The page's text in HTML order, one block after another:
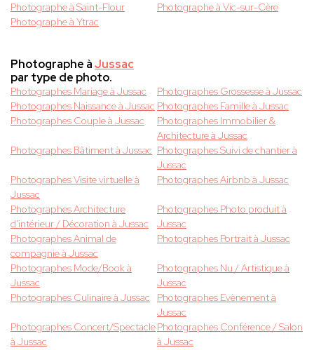
Photographe à Saint-Flour
Photographe à Vic-sur-Cère
Photographe à Ytrac
Photographe àJussac
par type de photo.
Photographes Mariage à Jussac
Photographes Grossesse à Jussac
Photographes Naissance à Jussac Photographes Famille à Jussac
Photographes Couple à Jussac
Photographes Immobilier &
Architecture à Jussac
Photographes Bâtiment à Jussac Photographes Suivi de chantier à
Jussac
Photographes Visite virtuelle à
Jussac
Photographes Airbnb à Jussac
Photographes Architecture
d'intérieur / Décoration à Jussac
Photographes Photo produit à
Jussac
Photographes Animal de
compagnie à Jussac
Photographes Portrait à Jussac
Photographes Mode/Book à
Jussac
Photographes Nu / Artistique à
Jussac
Photographes Culinaire à Jussac
Photographes Evènement à
Jussac
Photographes Concert/Spectacle
à Jussac
Photographes Conférence / Salon
à Jussac